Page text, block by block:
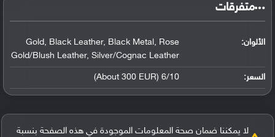
‏متفرقات‏
الألوان:
Gold, Black Leather, Black Metal, Rose
Gold/Blush Leather, Silver/Cognac Leather
السعر: 6/10 (About 300 EUR)
لا يمكننا ضمان صحة المعلومات الموجودة في هذه الصفحة بنسبة